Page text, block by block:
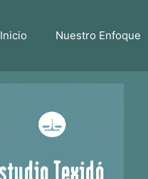
Inicio Nuestro Enfoque